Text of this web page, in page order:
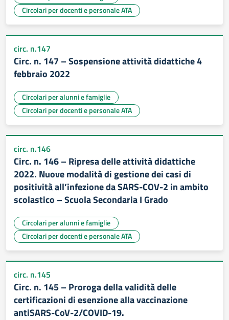
Circolari per docenti e personale ATA
circ. n.147
Circ. n. 147 – Sospensione attività didattiche 4
febbraio 2022
Circolari per alunni e famiglie
Circolari per docenti e personale ATA
circ. n.146
Circ. n. 146 – Ripresa delle attività didattiche
2022. Nuove modalità di gestione dei casi di
positività all’infezione da SARS-COV-2 in ambito
scolastico – Scuola Secondaria I Grado
Circolari per alunni e famiglie
Circolari per docenti e personale ATA
circ. n.145
Circ. n. 145 – Proroga della validità delle
certificazioni di esenzione alla vaccinazione
antiSARS-CoV-2/COVID-19.